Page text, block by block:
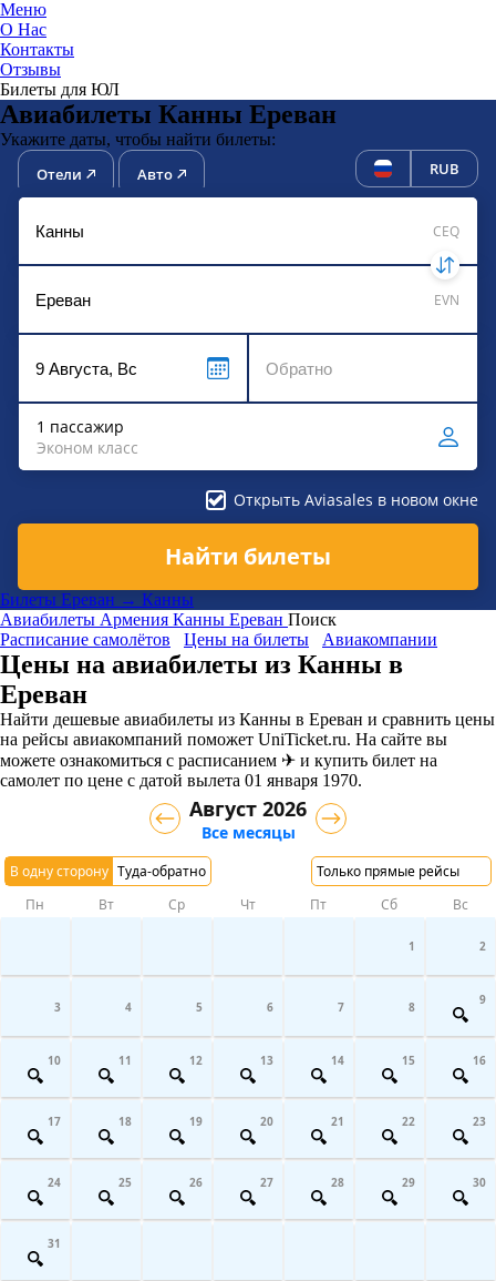
Меню
О Нас
Контакты
Отзывы
Билеты для ЮЛ
Авиабилеты Канны Ереван
Укажите даты, чтобы найти билеты:
Отели Авто RUB
CEQ
EVN
1 пассажир
Эконом класс
Открыть Aviasales в новом окне
Найти билеты
Билеты Ереван → Канны
Авиабилеты Армения Канны Ереван Поиск
Расписание самолётов
Цены на билеты Авиакомпании
Цены на авиабилеты из Канны в
Ереван
Найти дешевые авиабилеты из Канны в Ереван и сравнить цены
на рейсы авиакомпаний поможет UniTicket.ru. На сайте вы
можете ознакомиться с расписанием ✈ и купить билет на
самолет по цене с датой вылета 01 января 1970.
В одну сторону Туда-обратно Только прямые рейсы
Август 2026
Все месяцы
Пн Вт Ср Чт Пт Сб Вс
1 2
3 4 5 6 7 8 9
10 11 12 13 14 15 16
17 18 19 20 21 22 23
24 25 26 27 28 29 30
31